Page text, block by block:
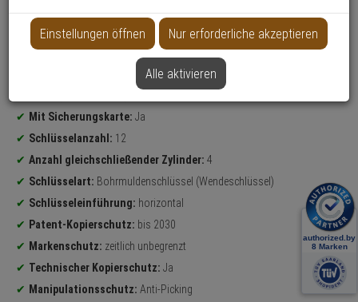
Weitere Varianten...
Produktinformationen
Sicherheitslevel:MITTEL
Bravus.1000 Doppelzylinder-Set
Mit Sicherungskarte: Ja
Schlüsselanzahl: 12
Anzahl gleichschließender Zylinder: 4
Schlüsselart: Bohrmuldenschlüssel (Wendeschlüssel)
Schlüsseleinführung: horizontal
Patent-Kopierschutz: bis 2030
Markenschutz: zeitlich unbegrenzt
Technischer Kopierschutz: Ja
Manipulationsschutz: Anti-Picking
Einstellungen öffnen Nur erforderliche akzeptieren
Alle aktivieren